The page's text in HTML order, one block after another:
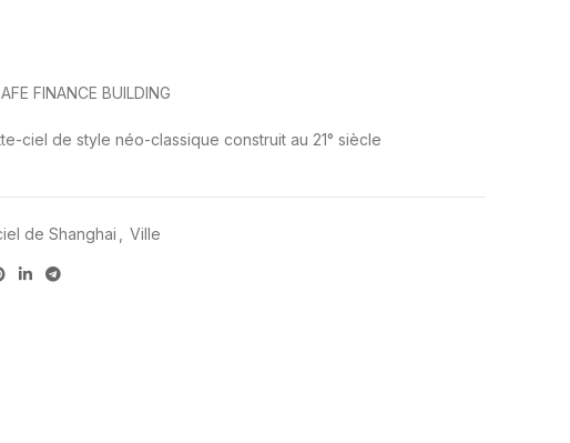
FINANCE BUILDING
ciel de style néo-classique construit au 21° siècle
de Shanghai Ville